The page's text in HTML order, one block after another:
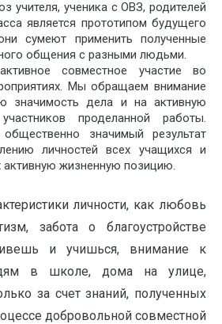
учителя, ученика с ОВЗ, родителей
является прототипом будущего
сумеют применить полученные
общения с разными людьми.
совместное участие во
Мы обращаем внимание
значимость дела и на активную
проделанной работы.
значимый результат
личностей всех учащихся и
активную жизненную позицию.
личности, как любовь
забота о благоустройстве
и учишься, внимание к
в школе, дома на улице,
за счет знаний, полученных
добровольной совместной